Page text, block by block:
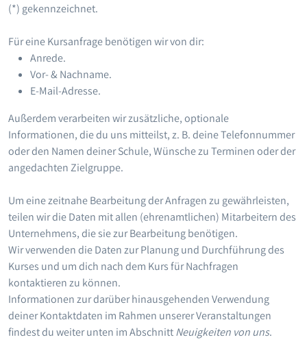
(*) gekennzeichnet.
Für eine Kursanfrage benötigen wir von dir:
Anrede.
Vor- & Nachname.
E-Mail-Adresse.
Außerdem verarbeiten wir zusätzliche, optionale
Informationen, die du uns mitteilst, z. B. deine Telefonnummer
oder den Namen deiner Schule, Wünsche zu Terminen oder der
angedachten Zielgruppe.
Um eine zeitnahe Bearbeitung der Anfragen zu gewährleisten,
teilen wir die Daten mit allen (ehrenamtlichen) Mitarbeitern des
Unternehmens, die sie zur Bearbeitung benötigen.
Wir verwenden die Daten zur Planung und Durchführung des
Kurses und um dich nach dem Kurs für Nachfragen
kontaktieren zu können.
Informationen zur darüber hinausgehenden Verwendung
deiner Kontaktdaten im Rahmen unserer Veranstaltungen
findest du weiter unten im AbschnittNeuigkeiten von uns.